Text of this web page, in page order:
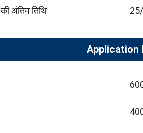
अंतिम तिथि
Application